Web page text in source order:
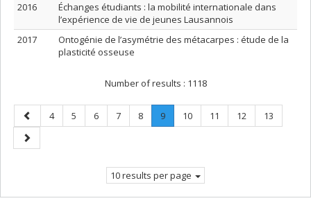
2016
Échanges étudiants : la mobilité internationale dans
l’expérience de vie de jeunes Lausannois
2017
Ontogénie de l’asymétrie des métacarpes : étude de la
plasticité osseuse
Number of results : 1118
Previous
page
Page
4 Page
5 Page
6 Page
7 Page
8 Page
9.
Current
Page
10 Page
11 Page
12 Page
13
Next
page
10 results per page